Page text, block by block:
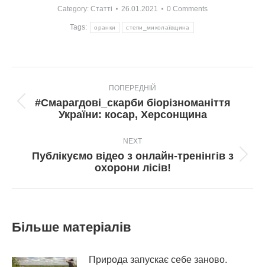
Category: Статті 26.01.2021 0 Comments
Tags: оранки степи_миколаївщина
navigation
ПОПЕРЕДНІЙ
Попередній
пост:
#Смарагдові_скарби біорізноманіття
України: косар, Херсонщина
NEXT
Next
post:
Публікуємо відео з онлайн-тренінгів з
охорони лісів!
Більше матеріалів
Природа запускає себе заново.